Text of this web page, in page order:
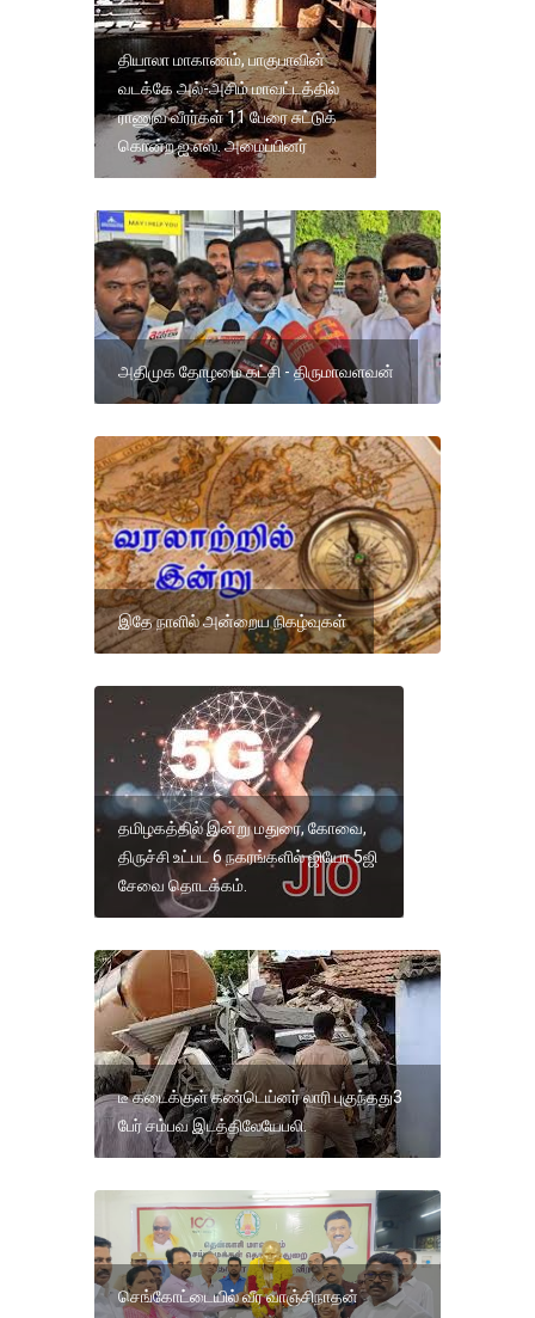
தியாலா மாகாணம், பாகுபாவின்
வடக்கே அல்-அசிம் மாவட்டத்தில்
ராணுவ வீரர்கள் 11 பேரை சுட்டுக்
கொன்ற ஐ.எஸ். அமைப்பினர்
அதிமுக தோழமை கட்சி - திருமாவளவன்
இதே நாளில் அன்றைய நிகழ்வுகள்
தமிழகத்தில் இன்று மதுரை, கோவை,
திருச்சி உட்பட 6 நகரங்களில் ஜியோ 5ஜி
சேவை தொடக்கம்.
டீ கடைக்குள் கண்டெய்னர் லாரி புகுந்தது3
பேர் சம்பவ இடத்திலேயேபலி.
செங்கோட்டையில் வீர வாஞ்சிநாதன்